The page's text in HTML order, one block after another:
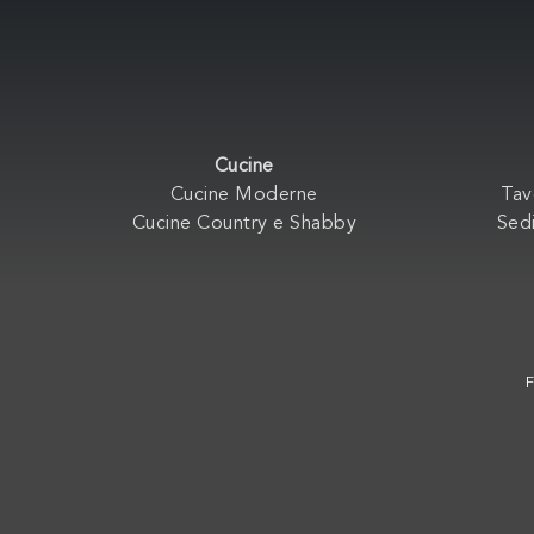
Cucine
Cucine Moderne
Cucine Country e Shabby